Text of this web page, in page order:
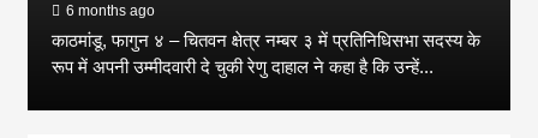
6 months ago
काठमांडू, फागुन ४ – चितवन क्षेत्र नम्बर ३ में प्रतिनिधिसभा सदस्य के
रूप में अपनी उम्मीदवारी दे चुकी रेणु दाहाल ने कहा है कि उन्हें...